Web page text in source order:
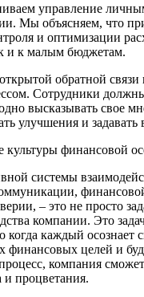
управление
Мы объясняем, что
и оптимизации
и к малым бюджетам.
обратной
Сотрудники
высказывать свое
улучшения и задавать
культуры финансовой
системы
– это не просто
компании. Это
когда каждый осознает
целей и
компания
и процветания.